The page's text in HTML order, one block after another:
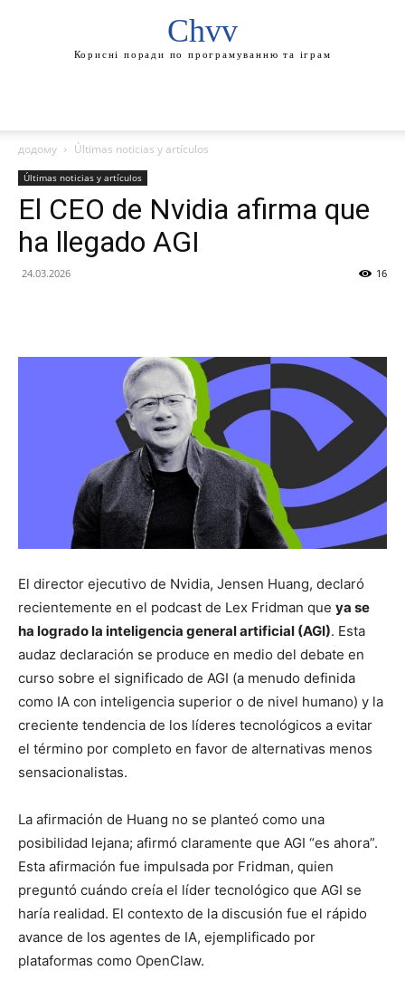
Chvv
Корисні поради по програмуванню та іграм
додому Últimas noticias y artículos
Últimas noticias y artículos
El CEO de Nvidia afirma que
ha llegado AGI
24.03.2026 16
El director ejecutivo de Nvidia, Jensen Huang, declaró
recientemente en el podcast de Lex Fridman que ya se
ha logrado la inteligencia general artificial (AGI). Esta
audaz declaración se produce en medio del debate en
curso sobre el significado de AGI (a menudo definida
como IA con inteligencia superior o de nivel humano) y la
creciente tendencia de los líderes tecnológicos a evitar
el término por completo en favor de alternativas menos
sensacionalistas.
La afirmación de Huang no se planteó como una
posibilidad lejana; afirmó claramente que AGI “es ahora”.
Esta afirmación fue impulsada por Fridman, quien
preguntó cuándo creía el líder tecnológico que AGI se
haría realidad. El contexto de la discusión fue el rápido
avance de los agentes de IA, ejemplificado por
plataformas como OpenClaw.